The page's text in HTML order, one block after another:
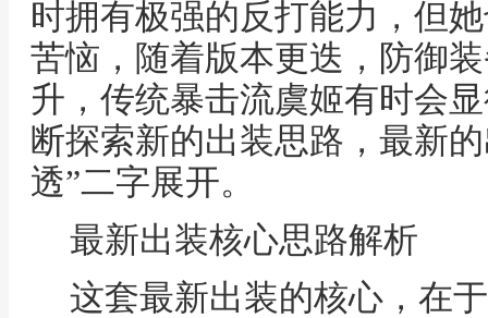
时拥有极强的反打能力，但
苦恼，随着版本更迭，防御
升，传统暴击流虞姬有时会
断探索新的出装思路，最新
透”二字展开。
最新出装核心思路解析
这套最新出装的核心，在